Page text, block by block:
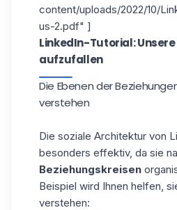
content/uploads/2022/10/
us-2.pdf" ]
LinkedIn-Tutorial:
aufzufallen
Die Ebenen der
verstehen
Die soziale Architektur von
besonders effektiv, da sie
Beziehungskreisen
Beispiel wird Ihnen helfen,
verstehen: